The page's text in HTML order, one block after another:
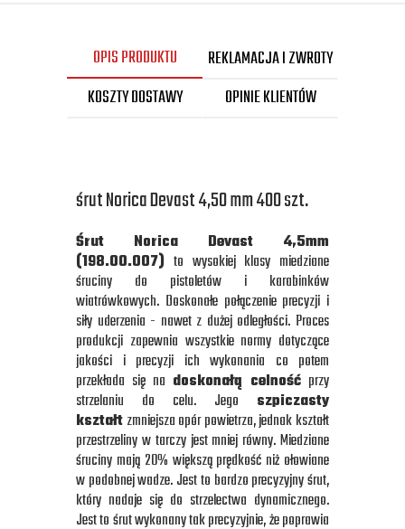
OPIS PRODUKTU
REKLAMACJA I ZWROTY
KOSZTY DOSTAWY
OPINIE KLIENTÓW
śrut Norica Devast 4,50 mm 400 szt.
Śrut Norica Devast 4,5mm
(198.00.007) to wysokiej klasy miedziane
śruciny do pistoletów i karabinków
wiatrówkowych. Doskonałe połączenie precyzji i
siły uderzenia - nawet z dużej odległości. Proces
produkcji zapewnia wszystkie normy dotyczące
jakości i precyzji ich wykonania co potem
przekłada się na doskonałą celność przy
strzelaniu do celu. Jego szpiczasty
kształtzmniejsza opór powietrza, jednak kształt
przestrzeliny w tarczy jest mniej równy. Miedziane
śruciny mają 20% większą prędkość niż ołowiane
w podobnej wadze. Jest to bardzo precyzyjny śrut,
który nadaje się do strzelectwa dynamicznego.
Jest to śrut wykonany tak precyzyjnie, że poprawia